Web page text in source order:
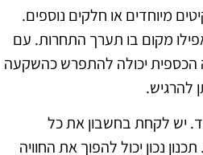
מיוחדים או חלקים נוספים.
מקום בו תערך התחרות. עם
הכספית יכולה להתפרש כהשקעה
להרגיש.
יש לקחת בחשבון את כל
נכון יכול להפוך את החוויה